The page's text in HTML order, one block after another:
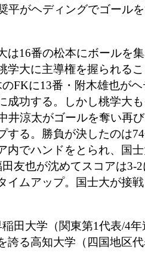
平がヘディングでゴール
16番の松本にボールを
学大に主導権を握られる
FKに13番・附木雄也が
成功する。しかし桃学大
井涼太がゴールを奪い再
する。勝負が決したのは
内でハンドをとられ、国
田友也が沈めてスコアは3-
イムアップ。国士大が接
田大学（関東第1代表/4
誇る高知大学（四国地区